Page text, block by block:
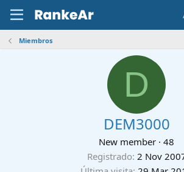
Miembros
D
DEM3000
New member · 48
Registrado 2 Nov